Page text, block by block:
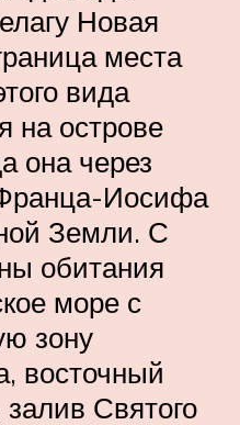
Новая
места
вида
на острове
она через
Иосифа
Земли. С
обитания
море с
зону
восточный
Святого